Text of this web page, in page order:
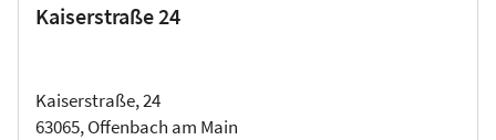
Kaiserstraße 24
Kaiserstraße, 24
63065, Offenbach am Main